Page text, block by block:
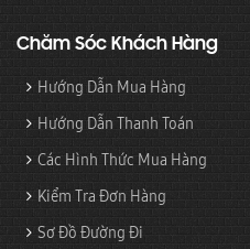
Chăm Sóc Khách Hàng
Hướng Dẫn Mua Hàng
Hướng Dẫn Thanh Toán
Các Hình Thức Mua Hàng
Kiểm Tra Đơn Hàng
Sơ Đồ Đường Đi